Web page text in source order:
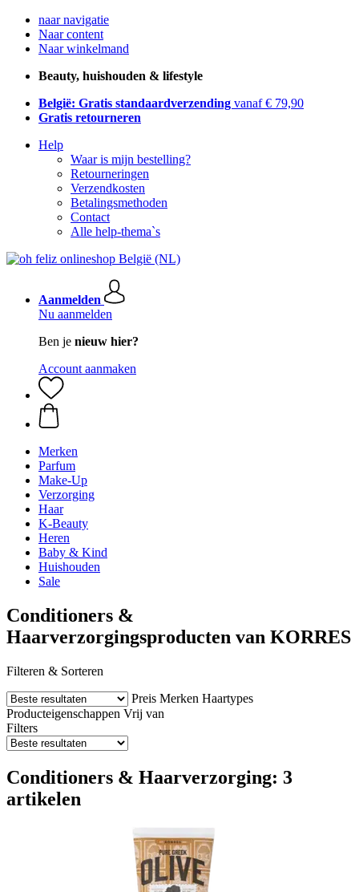
naar navigatie
Naar content
Naar winkelmand
Beauty, huishouden & lifestyle
België: Gratis standaardverzending vanaf € 79,90
Gratis retourneren
Help
Waar is mijn bestelling?
Retourneringen
Verzendkosten
Betalingsmethoden
Contact
Alle help-thema`s
Aanmelden
Nu aanmelden
Ben je nieuw hier?
Account aanmaken
Merken
Parfum
Make-Up
Verzorging
Haar
K-Beauty
Heren
Baby & Kind
Huishouden
Sale
Conditioners &
Haarverzorgingsproducten van KORRES
Filteren & Sorteren
Preis Merken Haartypes
Producteigenschappen Vrij van
Filters
Conditioners & Haarverzorging: 3
artikelen